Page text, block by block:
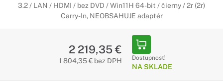
3.2 / LAN / HDMI / bez DVD / Win11H 64-bit / čierny / 2r (2r)
Carry-In, NEOBSAHUJE adaptér
2 219,35 €
1 804,35 € bez DPH Dostupnosť:
NA SKLADE